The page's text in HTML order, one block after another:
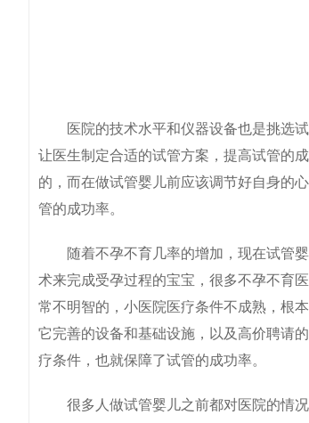
医院的技术水平和仪器设备也是挑选试
让医生制定合适的试管方案，提高试管的
的，而在做试管婴儿前应该调节好自身的
管的成功率。
随着不孕不育几率的增加，现在试管婴
术来完成受孕过程的宝宝，很多不孕不育
常不明智的，小医院医疗条件不成熟，根
它完善的设备和基础设施，以及高价聘请
疗条件，也就保障了试管的成功率。
很多人做试管婴儿之前都对医院的情况